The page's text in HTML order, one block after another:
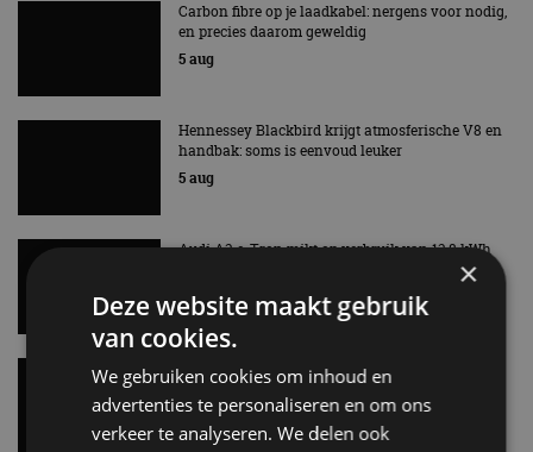
Carbon fibre op je laadkabel: nergens voor nodig,
en precies daarom geweldig
5 aug
Hennessey Blackbird krijgt atmosferische V8 en
handbak: soms is eenvoud leuker
5 aug
Audi A2 e-Tron mikt op verbruik van 12,8 kWh
4 aug
Elektrische Geely E2 (tijdelijk) net zo goedkoop
als een Renault Twingo
4 aug
×
Deze website maakt gebruik
van cookies.
We gebruiken cookies om inhoud en
advertenties te personaliseren en om ons
verkeer te analyseren. We delen ook